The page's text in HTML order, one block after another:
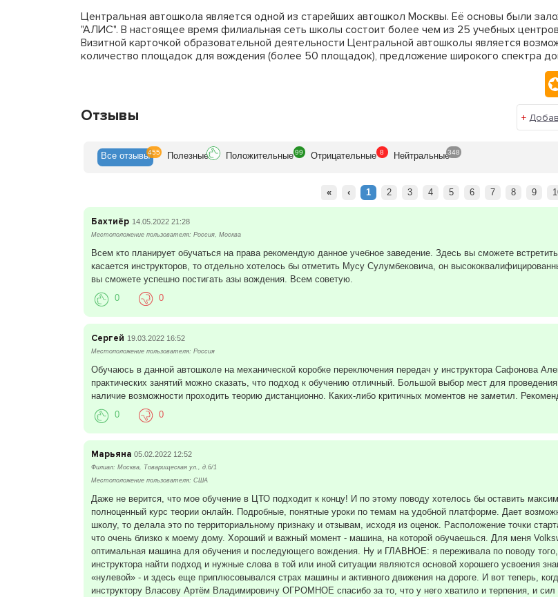
Центральная автошкола является одной из старейших автошкол Москвы. Её основы были
"АЛИС". В настоящее время филиальная сеть школы состоит более чем из 25 учебных
Визитной карточкой образовательной деятельности Центральной автошколы является
количество площадок для вождения (более 50 площадок), предложение широкого спектра
Отзывы +
Все отзывы455 Полезные Положительные 99 Отрицательные 8 Нейтральные348
« ‹ 1 2 3 4 5 6 7 8 9
Бахтиёр 14.05.2022 21:28
Местоположение пользователя: Россия, Москва
Всем кто планирует обучаться на права рекомендую данное учебное заведение. Здесь вы сможете
касается инструкторов, то отдельно хотелось бы отметить Мусу Сулумбековича, он
вы сможете успешно постигать азы вождения. Всем советую.
0 0
Сергей 19.03.2022 16:52
Местоположение пользователя: Россия
Обучаюсь в данной автошколе на механической коробке переключения передач у инструктора Сафонова
практических занятий можно сказать, что подход к обучению отличный. Большой выбор мест для
наличие возможности проходить теорию дистанционно. Каких-либо критичных моментов не заметил.
0 0
Марьяна 05.02.2022 12:52
Филиал: Москва, Товарищеская ул., д.6/1
Местоположение пользователя: США
Даже не верится, что мое обучение в ЦТО подходит к концу! И по этому поводу хотелось бы оставить
полноценный курс теории онлайн. Подробные, понятные уроки по темам на удобной платформе. Дает
школу, то делала это по территориальному признаку и отзывам, исходя из оценок. Расположение точки
что очень близко к моему дому. Хороший и важный момент - машина, на которой обучаешься. Для меня
оптимальная машина для обучения и последующего вождения. Ну и ГЛАВНОЕ: я переживала по поводу
инструктора найти подход и нужные слова в той или иной ситуации являются основой хорошего усвоения
«нулевой» - и здесь еще приплюсовывался страх машины и активного движения на дороге. И вот теперь,
инструктору Власову Артём Владимировичу ОГРОМНОЕ спасибо за то, что у него хватило и терпения, и сил